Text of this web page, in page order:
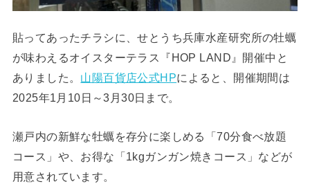
貼ってあったチラシに、せとうち兵庫水産研究所の牡蠣
が味わえるオイスターテラス『HOP LAND』開催中と
ありました。 山陽百貨店公式HPによると、開催期間は
2025年1月10日～3月30日まで。
瀬戸内の新鮮な牡蠣を存分に楽しめる「70分食べ放題
コース」や、お得な「1kgガンガン焼きコース」などが
用意されています。